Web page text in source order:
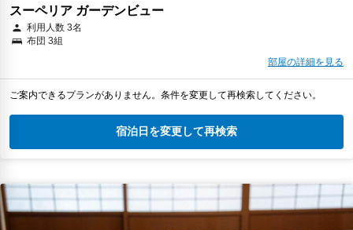
スーペリア ガーデンビュー
利用人数 3名
布団 3組
部屋の詳細を見る
ご案内できるプランがありません。条件を変更して再検索してください。
宿泊日を変更して再検索